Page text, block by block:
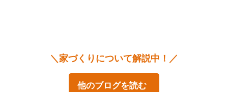
＼家づくりについて解説中！／
他のブログを読む